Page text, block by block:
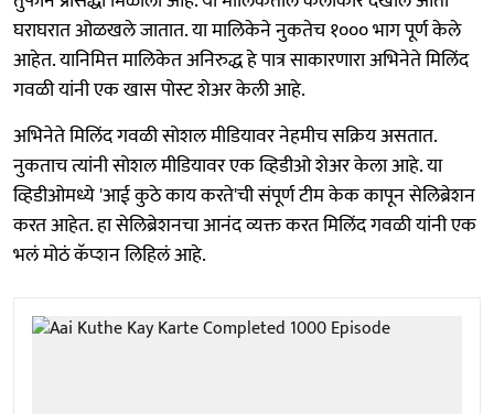
घराघरात ओळखले जातात. या मालिकेने नुकतेच १००० भाग पूर्ण केले
आहेत. यानिमित्त मालिकेत अनिरुद्ध हे पात्र साकारणारा अभिनेते मिलिंद
गवळी यांनी एक खास पोस्ट शेअर केली आहे.
अभिनेते मिलिंद गवळी सोशल मीडियावर नेहमीच सक्रिय असतात.
नुकताच त्यांनी सोशल मीडियावर एक व्हिडीओ शेअर केला आहे. या
व्हिडीओमध्ये 'आई कुठे काय करते'ची संपूर्ण टीम केक कापून सेलिब्रेशन
करत आहेत. हा सेलिब्रेशनचा आनंद व्यक्त करत मिलिंद गवळी यांनी एक
भलं मोठं कॅप्शन लिहिलं आहे.